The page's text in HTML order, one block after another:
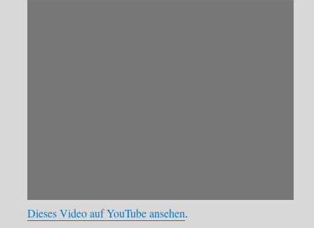
Dieses Video auf YouTube ansehen.